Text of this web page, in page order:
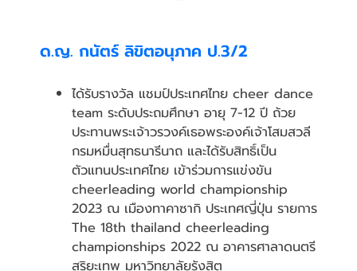
ด.ญ. กนัตร์ ลิขิตอนุภาค ป.3/2
ได้รับรางวัล แชมป์ประเทศไทย cheer dance
team ระดับประถมศึกษา อายุ 7-12 ปี ถ้วย
ประทานพระเจ้าวรวงค์เธอพระองค์เจ้าโสมสวลี
กรมหมื่นสุทธนารีนาถ และได้รับสิทธิ์เป็น
ตัวแทนประเทศไทย เข้าร่วมการแข่งขัน
cheerleading world championship
2023 ณ เมืองทาคาซากิ ประเทศญี่ปุ่น รายการ
The 18th thailand cheerleading
championships 2022 ณ อาคารศาลาดนตรี
สุริยะเทพ มหาวิทยาลัยรังสิต